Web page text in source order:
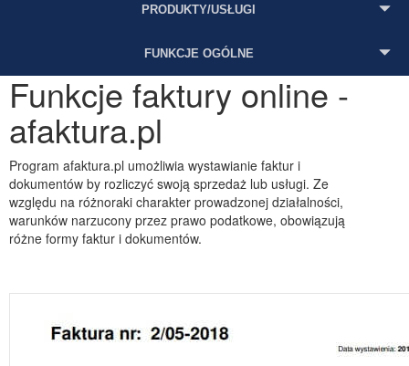
PRODUKTY/USŁUGI
FUNKCJE OGÓLNE
Funkcje faktury online -
afaktura.pl
Program afaktura.pl umożliwia wystawianie faktur i
dokumentów by rozliczyć swoją sprzedaż lub usługi. Ze
względu na różnoraki charakter prowadzonej działalności,
warunków narzucony przez prawo podatkowe, obowiązują
różne formy faktur i dokumentów.